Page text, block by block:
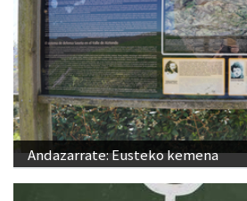
Andazarrate: Eusteko kemena